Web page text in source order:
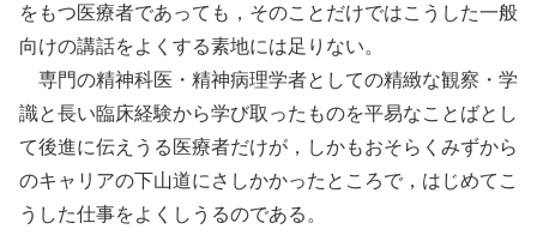
をもつ医療者であっても，そのことだけではこうした一般
向けの講話をよくする素地には足りない。
専門の精神科医・精神病理学者としての精緻な観察・学
識と長い臨床経験から学び取ったものを平易なことばとし
て後進に伝えうる医療者だけが，しかもおそらくみずから
のキャリアの下山道にさしかかったところで，はじめてこ
うした仕事をよくしうるのである。